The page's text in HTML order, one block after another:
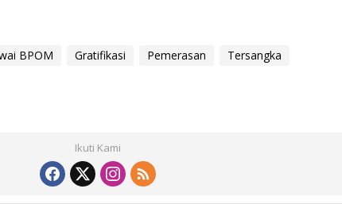
BPOM Gratifikasi Pemerasan
Tersangka
Ikuti Kami